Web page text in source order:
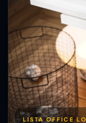
LISTA OFFICE LO